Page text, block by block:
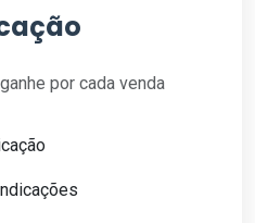
por cada venda